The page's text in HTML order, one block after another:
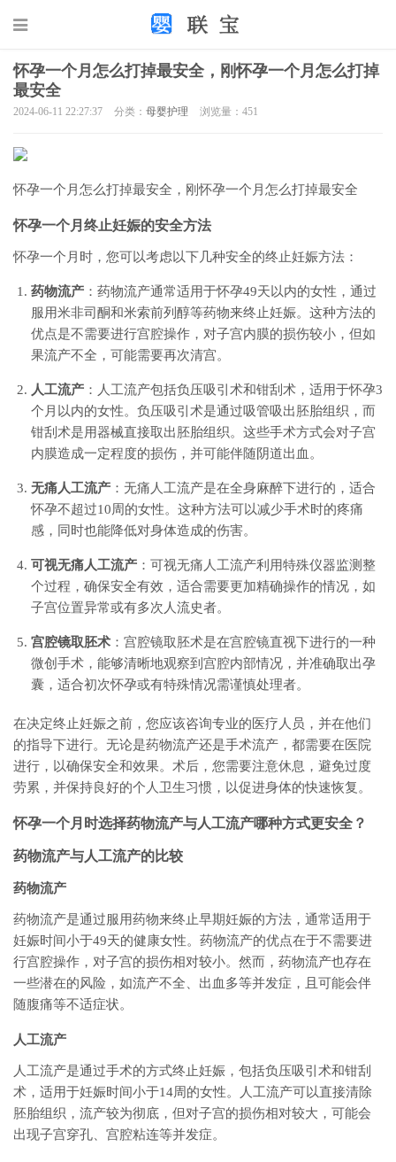
怀孕一个月怎么打掉最安全，刚怀孕一个月怎么打掉
最安全
2024-06-11 22:27:37 分类： 母婴护理 浏览量：451
怀孕一个月怎么打掉最安全，刚怀孕一个月怎么打掉最安全
怀孕一个月终止妊娠的安全方法
怀孕一个月时，您可以考虑以下几种安全的终止妊娠方法：
药物流产 ：药物流产通常适用于怀孕49天以内的女性，通过
服用米非司酮和米索前列醇等药物来终止妊娠。这种方法的
优点是不需要进行宫腔操作，对子宫内膜的损伤较小，但如
果流产不全，可能需要再次清宫。
人工流产 ：人工流产包括负压吸引术和钳刮术，适用于怀孕3
个月以内的女性。负压吸引术是通过吸管吸出胚胎组织，而
钳刮术是用器械直接取出胚胎组织。这些手术方式会对子宫
内膜造成一定程度的损伤，并可能伴随阴道出血。
无痛人工流产 ：无痛人工流产是在全身麻醉下进行的，适合
怀孕不超过10周的女性。这种方法可以减少手术时的疼痛
感，同时也能降低对身体造成的伤害。
可视无痛人工流产 ：可视无痛人工流产利用特殊仪器监测整
个过程，确保安全有效，适合需要更加精确操作的情况，如
子宫位置异常或有多次人流史者。
宫腔镜取胚术 ：宫腔镜取胚术是在宫腔镜直视下进行的一种
微创手术，能够清晰地观察到宫腔内部情况，并准确取出孕
囊，适合初次怀孕或有特殊情况需谨慎处理者。
在决定终止妊娠之前，您应该咨询专业的医疗人员，并在他们
的指导下进行。无论是药物流产还是手术流产，都需要在医院
进行，以确保安全和效果。术后，您需要注意休息，避免过度
劳累，并保持良好的个人卫生习惯，以促进身体的快速恢复。
怀孕一个月时选择药物流产与人工流产哪种方式更安全？
药物流产与人工流产的比较
药物流产
药物流产是通过服用药物来终止早期妊娠的方法，通常适用于
妊娠时间小于49天的健康女性。药物流产的优点在于不需要进
行宫腔操作，对子宫的损伤相对较小。然而，药物流产也存在
一些潜在的风险，如流产不全、出血多等并发症，且可能会伴
随腹痛等不适症状。
人工流产
人工流产是通过手术的方式终止妊娠，包括负压吸引术和钳刮
术，适用于妊娠时间小于14周的女性。人工流产可以直接清除
胚胎组织，流产较为彻底，但对子宫的损伤相对较大，可能会
出现子宫穿孔、宫腔粘连等并发症。